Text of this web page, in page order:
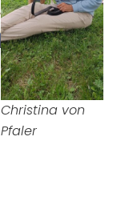
Christina von
Pfaler